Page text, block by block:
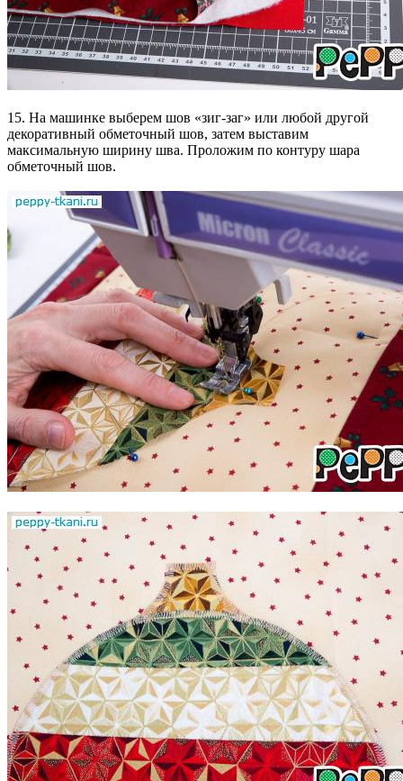
15. На машинке выберем шов «зиг-заг» или любой другой
декоративный обметочный шов, затем выставим
максимальную ширину шва. Проложим по контуру шара
обметочный шов.